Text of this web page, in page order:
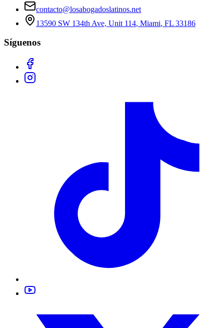
contacto@losabogadoslatinos.net
13590 SW 134th Ave, Unit 114, Miami, FL 33186
Síguenos